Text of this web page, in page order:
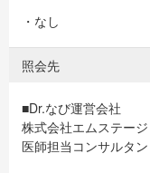
・なし
照会先
■Dr.なび運営会社
株式会社エムステージ
医師担当コンサルタ